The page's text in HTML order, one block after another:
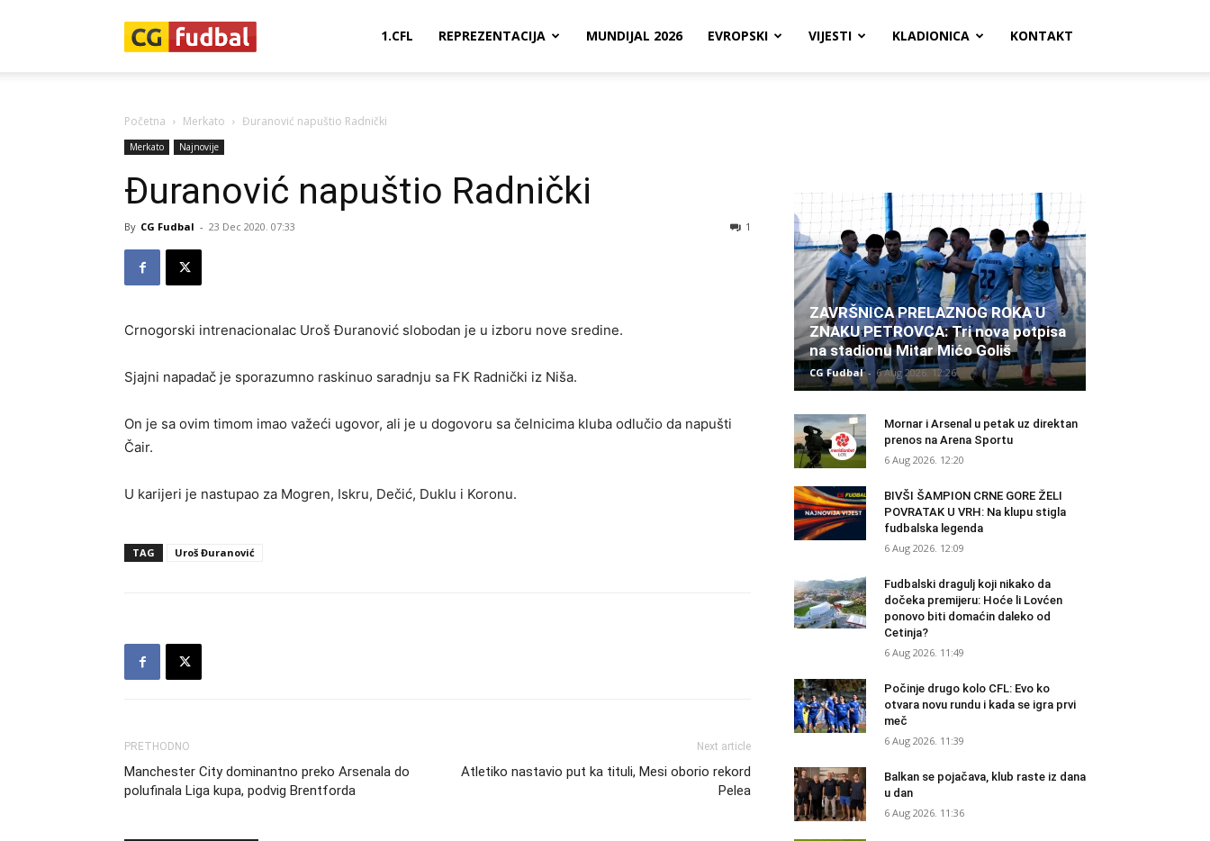
1.CFL REPREZENTACIJA MUNDIJAL 2026 EVROPSKI VIJESTI KLADIONICA KONTAKT
Početna Merkato Đuranović napuštio Radnički
Merkato Najnovije
Đuranović napuštio Radnički
By CG Fudbal - 23 Dec 2020. 07:33 1
Crnogorski intrenacionalac Uroš Đuranović slobodan je u izboru nove sredine.
Sjajni napadač je sporazumno raskinuo saradnju sa FK Radnički iz Niša.
On je sa ovim timom imao važeći ugovor, ali je u dogovoru sa čelnicima kluba odlučio da napušti
Čair.
U karijeri je nastupao za Mogren, Iskru, Dečić, Duklu i Koronu.
TAG Uroš Đuranović
PRETHODNO
Manchester City dominantno preko Arsenala do
polufinala Liga kupa, podvig Brentforda
Next article
Atletiko nastavio put ka tituli, Mesi oborio rekord
Pelea
ZAVRŠNICA PRELAZNOG ROKA U
ZNAKU PETROVCA: Tri nova potpisa
na stadionu Mitar Mićo Goliš
CG Fudbal - 6 Aug 2026. 12:26
Mornar i Arsenal u petak uz direktan
prenos na Arena Sportu
6 Aug 2026. 12:20
BIVŠI ŠAMPION CRNE GORE ŽELI
POVRATAK U VRH: Na klupu stigla
fudbalska legenda
6 Aug 2026. 12:09
Fudbalski dragulj koji nikako da
dočeka premijeru: Hoće li Lovćen
ponovo biti domaćin daleko od
Cetinja?
6 Aug 2026. 11:49
Počinje drugo kolo CFL: Evo ko
otvara novu rundu i kada se igra prvi
meč
6 Aug 2026. 11:39
Balkan se pojačava, klub raste iz dana
u dan
6 Aug 2026. 11:36